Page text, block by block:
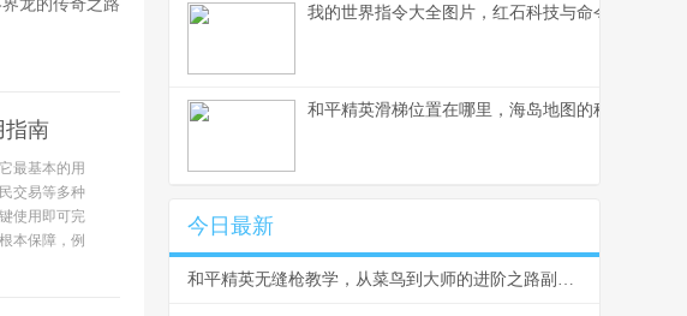
龙的传奇之路
指南
最基本的用
交易等多种
使用即可完
本保障，例
我的世界指令大全图片，红石科技与命令之力融合
和平精英滑梯位置在哪里，海岛地图的秘密游乐场
今日最新
和平精英无缝枪教学，从菜鸟到大师的进阶之路副标题，压枪细节揭秘助力巅峰对决